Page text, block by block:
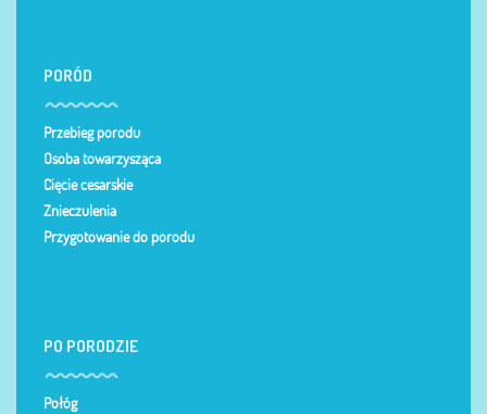
PORÓD
Przebieg porodu
Osoba towarzysząca
Cięcie cesarskie
Znieczulenia
Przygotowanie do porodu
PO PORODZIE
Połóg